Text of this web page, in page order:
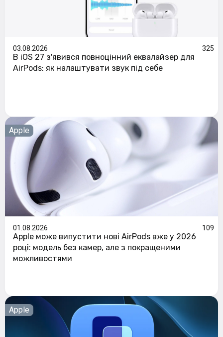
03.08.2026 325
В iOS 27 з'явився повноцінний еквалайзер для
AirPods: як налаштувати звук під себе
Apple
01.08.2026 109
Apple може випустити нові AirPods вже у 2026
році: модель без камер, але з покращеними
можливостями
Apple